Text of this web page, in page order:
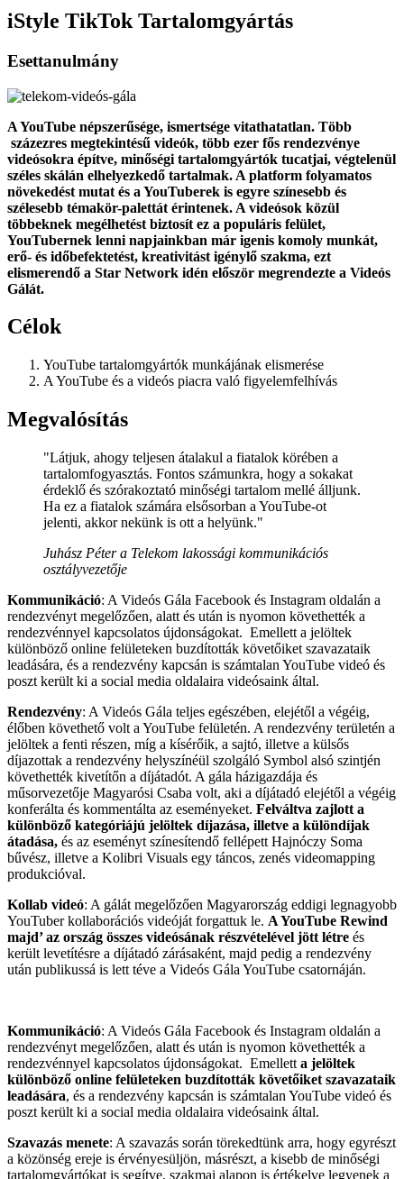
iStyle TikTok Tartalomgyártás
Esettanulmány
A YouTube népszerűsége, ismertsége vitathatatlan. Több
százezres megtekintésű videók, több ezer fős rendezvénye
videósokra építve, minőségi tartalomgyártók tucatjai, végtelenül
széles skálán elhelyezkedő tartalmak. A platform folyamatos
növekedést mutat és a YouTuberek is egyre színesebb és
szélesebb témakör-palettát érintenek. A videósok közül
többeknek megélhetést biztosít ez a populáris felület,
YouTubernek lenni napjainkban már igenis komoly munkát,
erő- és időbefektetést, kreativitást igénylő szakma, ezt
elismerendő a Star Network idén először megrendezte a Videós
Gálát.
Célok
YouTube tartalomgyártók munkájának elismerése
A YouTube és a videós piacra való figyelemfelhívás
Megvalósítás
"Látjuk, ahogy teljesen átalakul a fiatalok körében a
tartalomfogyasztás. Fontos számunkra, hogy a sokakat
érdeklő és szórakoztató minőségi tartalom mellé álljunk.
Ha ez a fiatalok számára elsősorban a YouTube-ot
jelenti, akkor nekünk is ott a helyünk."
Juhász Péter a Telekom lakossági kommunikációs
osztályvezetője
Kommunikáció: A Videós Gála Facebook és Instagram oldalán a
rendezvényt megelőzően, alatt és után is nyomon követhették a
rendezvénnyel kapcsolatos újdonságokat. Emellett a jelöltek
különböző online felületeken buzdították követőiket szavazataik
leadására, és a rendezvény kapcsán is számtalan YouTube videó és
poszt került ki a social media oldalaira videósaink által.
Rendezvény: A Videós Gála teljes egészében, elejétől a végéig,
élőben követhető volt a YouTube felületén. A rendezvény területén a
jelöltek a fenti részen, míg a kísérőik, a sajtó, illetve a külsős
díjazottak a rendezvény helyszínéül szolgáló Symbol alsó szintjén
követhették kivetítőn a díjátadót. A gála házigazdája és
műsorvezetője Magyarósi Csaba volt, aki a díjátadó elejétől a végéig
konferálta és kommentálta az eseményeket. Felváltva zajlott a
különböző kategóriájú jelöltek díjazása, illetve a különdíjak
átadása, és az eseményt színesítendő fellépett Hajnóczy Soma
bűvész, illetve a Kolibri Visuals egy táncos, zenés videomapping
produkcióval.
Kollab videó: A gálát megelőzően Magyarország eddigi legnagyobb
YouTuber kollaborációs videóját forgattuk le. A YouTube Rewind
majd’ az ország összes videósának részvételével jött létre és
került levetítésre a díjátadó zárásaként, majd pedig a rendezvény
után publikussá is lett téve a Videós Gála YouTube csatornáján.
Kommunikáció: A Videós Gála Facebook és Instagram oldalán a
rendezvényt megelőzően, alatt és után is nyomon követhették a
rendezvénnyel kapcsolatos újdonságokat. Emellett a jelöltek
különböző online felületeken buzdították követőiket szavazataik
leadására, és a rendezvény kapcsán is számtalan YouTube videó és
poszt került ki a social media oldalaira videósaink által.
Szavazás menete: A szavazás során törekedtünk arra, hogy egyrészt
a közönség ereje is érvényesüljön, másrészt, a kisebb de minőségi
tartalomgyártókat is segítve, szakmai alapon is értékelve legyenek a